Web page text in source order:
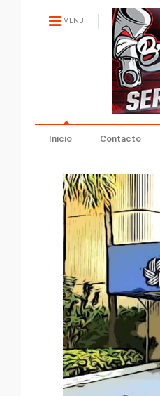
MENU
Inicio Contacto